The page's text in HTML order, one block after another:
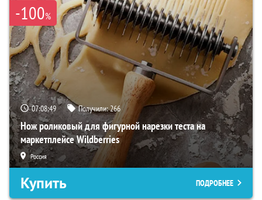
-100%
07:08:48 Получили:266
Нож роликовый для фигурной нарезки теста на
маркетплейсе Wildberries
Россия
Купить ПОДРОБНЕЕ